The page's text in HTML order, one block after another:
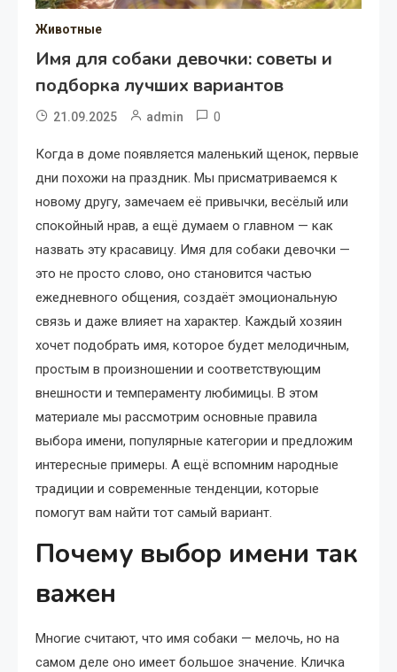
Животные
Имя для собаки девочки: советы и
подборка лучших вариантов
21.09.2025 admin 0
Когда в доме появляется маленький щенок, первые
дни похожи на праздник. Мы присматриваемся к
новому другу, замечаем её привычки, весёлый или
спокойный нрав, а ещё думаем о главном — как
назвать эту красавицу. Имя для собаки девочки —
это не просто слово, оно становится частью
ежедневного общения, создаёт эмоциональную
связь и даже влияет на характер. Каждый хозяин
хочет подобрать имя, которое будет мелодичным,
простым в произношении и соответствующим
внешности и темпераменту любимицы. В этом
материале мы рассмотрим основные правила
выбора имени, популярные категории и предложим
интересные примеры. А ещё вспомним народные
традиции и современные тенденции, которые
помогут вам найти тот самый вариант.
Почему выбор имени так
важен
Многие считают, что имя собаки — мелочь, но на
самом деле оно имеет большое значение. Кличка